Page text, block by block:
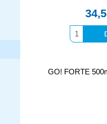
GO! FORTE